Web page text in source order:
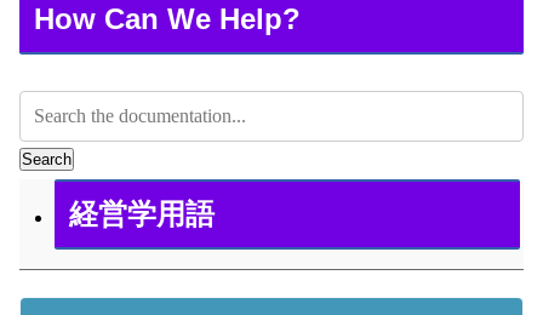
How Can We Help?
Search
経営学用語